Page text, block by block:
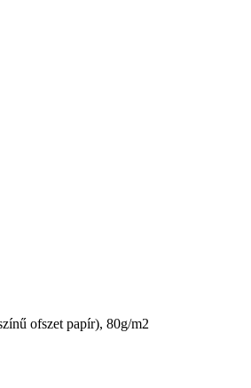
ofszet papír), 80g/m2